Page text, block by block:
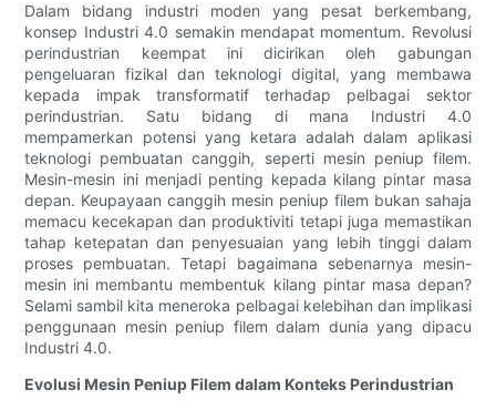
Dalam bidang industri moden yang pesat berkembang,
konsep Industri 4.0 semakin mendapat momentum. Revolusi
perindustrian keempat ini dicirikan oleh gabungan
pengeluaran fizikal dan teknologi digital, yang membawa
kepada impak transformatif terhadap pelbagai sektor
perindustrian. Satu bidang di mana Industri 4.0
mempamerkan potensi yang ketara adalah dalam aplikasi
teknologi pembuatan canggih, seperti mesin peniup filem.
Mesin-mesin ini menjadi penting kepada kilang pintar masa
depan. Keupayaan canggih mesin peniup filem bukan sahaja
memacu kecekapan dan produktiviti tetapi juga memastikan
tahap ketepatan dan penyesuaian yang lebih tinggi dalam
proses pembuatan. Tetapi bagaimana sebenarnya mesin-
mesin ini membantu membentuk kilang pintar masa depan?
Selami sambil kita meneroka pelbagai kelebihan dan implikasi
penggunaan mesin peniup filem dalam dunia yang dipacu
Industri 4.0.
Evolusi Mesin Peniup Filem dalam Konteks Perindustrian